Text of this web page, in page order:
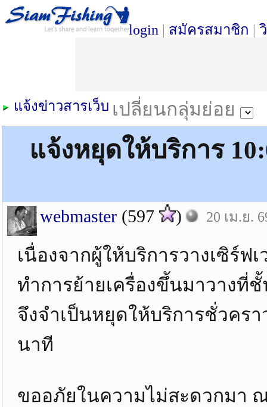
login | สมัครสมาชิก |
เปลี่ยนกลุ่มย่อย
แจ้งข่าวสารเว็บ
แจ้งหยุดให้บริการ
webmaster (597 ) 20 เม.ย.
เนื่องจากผู้ให้บริการวางเซิร์ฟ
ทำการย้ายเครื่องขึ้นมาวางที่
จึงจำเป็นหยุดให้บริการชั่วครา
นาที
ขออภัยในความไม่สะดวกมา